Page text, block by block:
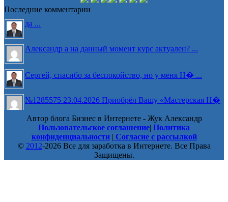
Последние комментарии
да ...
Александр а на данный момент курс актуален? ...
Сергей, спасибо за беспокойство, но у меня Н� ...
№1285575 23.04.2026 Приобрёл Вашу «Мастерская Н�
Светлана, ответ краткий - нет. ...
Автор блога Бизнес в Интернете - Жук Александр
Пользовательское соглашение| Политика
конфиденциальности| Согласие с рассылкой
© 2012-2026 Все для заработка в Интернете. Все Права
Защищены.